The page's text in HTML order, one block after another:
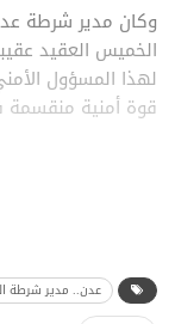
وكان مدير شرطة
الخميس العقيد
لهذا المسؤول
قوة أمنية منقسمة
عدن.. مدير شرطة